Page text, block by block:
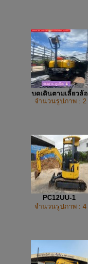
บดเดินตามเลี้ยวล้อ
จำนวนรูปภาพ : 2
PC12UU-1
จำนวนรูปภาพ : 4